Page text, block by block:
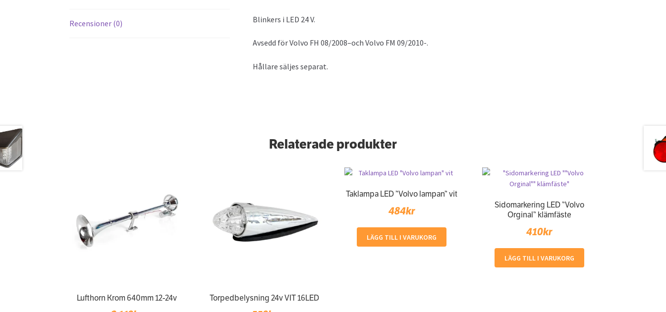
Recensioner (0) Blinkers i LED 24 V.
Avsedd för Volvo FH 08/2008–och Volvo FM 09/2010-.
Hållare säljes separat.
Relaterade produkter
Lufthorn Krom 640mm 12-24v Torpedbelysning 24v VIT 16LED
Taklampa LED ”Volvo lampan” vit
484kr
LÄGG TILL I VARUKORG
Sidomarkering LED ”Volvo
Orginal” klämfäste
410kr
LÄGG TILL I VARUKORG